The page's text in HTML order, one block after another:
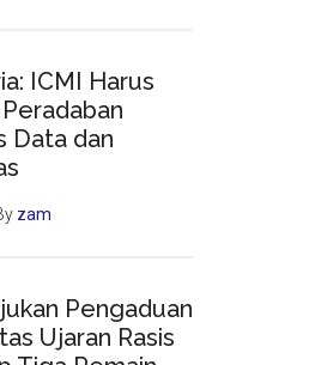
ICMI Harus
Data dan
zam
Pengaduan
Ujaran Rasis